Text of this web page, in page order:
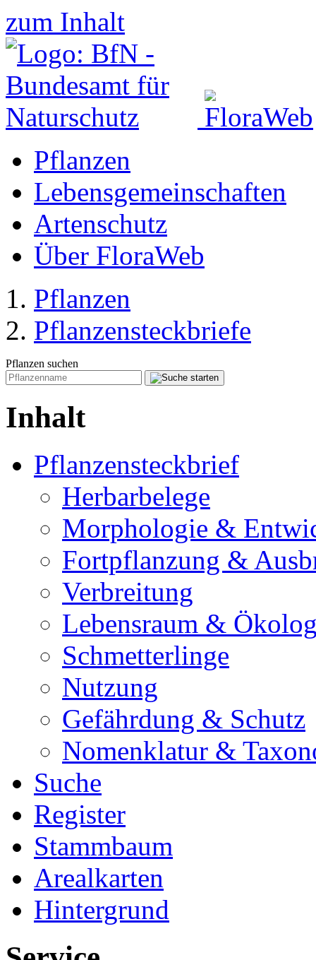
zum Inhalt
Pflanzen
Lebensgemeinschaften
Artenschutz
Über FloraWeb
Pflanzen
Pflanzensteckbriefe
Pflanzen suchen
Inhalt
Pflanzensteckbrief
Herbarbelege
Morphologie &
Fortpflanzung &
Verbreitung
Lebensraum &
Schmetterlinge
Nutzung
Gefährdung & Schutz
Nomenklatur &
Suche
Register
Stammbaum
Arealkarten
Hintergrund